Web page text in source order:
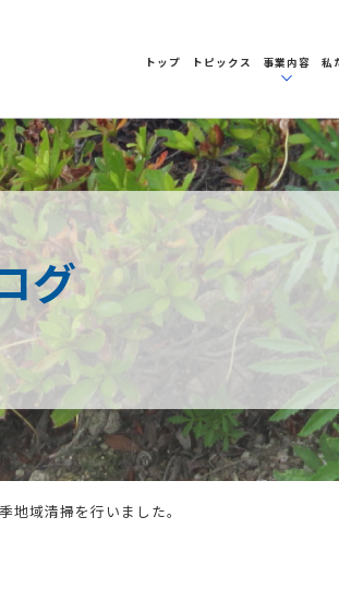
トップ トピックス 事業内容 私
グ
地域清掃を行いました。